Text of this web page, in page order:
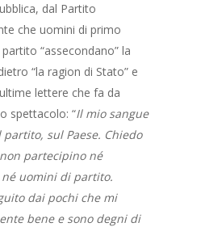
dal Partito
che uomini di primo
“assecondano” la
“la ragion di Stato” e
lettere che fa da
spettacolo: “Il mio sangue
sul Paese. Chiedo
partecipino né
uomini di partito.
dai pochi che mi
bene e sono degni di